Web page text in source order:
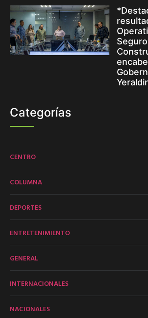
Categorías
CENTRO
COLUMNA
DEPORTES
ENTRETENIMIENTO
GENERAL
INTERNACIONALES
NACIONALES